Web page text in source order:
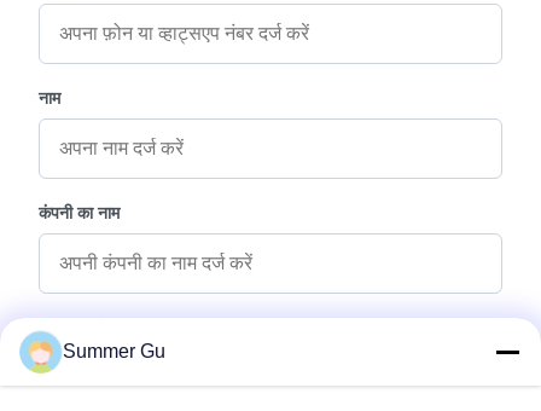
नाम
कंपनी का नाम
पूछताछ संदेश
Summer Gu